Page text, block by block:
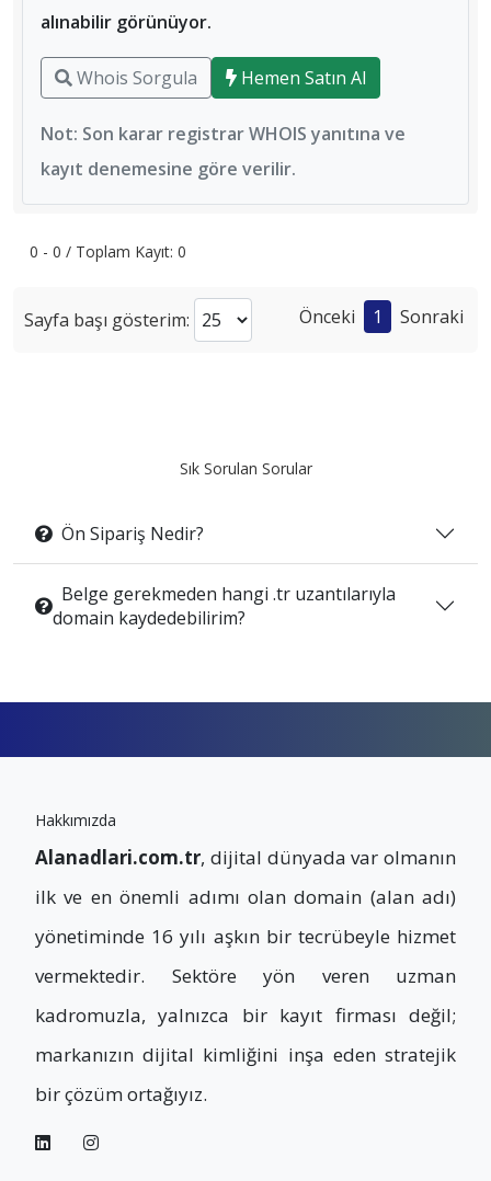
alınabilir görünüyor.
Whois Sorgula Hemen Satın Al
Not: Son karar registrar WHOIS yanıtına ve
kayıt denemesine göre verilir.
0 - 0 / Toplam Kayıt: 0
Sayfa başı gösterim: Önceki 1 Sonraki
Sık Sorulan Sorular
Ön Sipariş Nedir?
Belge gerekmeden hangi .tr uzantılarıyla
domain kaydedebilirim?
Hakkımızda
Alanadlari.com.tr, dijital dünyada var olmanın
ilk ve en önemli adımı olan domain (alan adı)
yönetiminde 16 yılı aşkın bir tecrübeyle hizmet
vermektedir. Sektöre yön veren uzman
kadromuzla, yalnızca bir kayıt firması değil;
markanızın dijital kimliğini inşa eden stratejik
bir çözüm ortağıyız.